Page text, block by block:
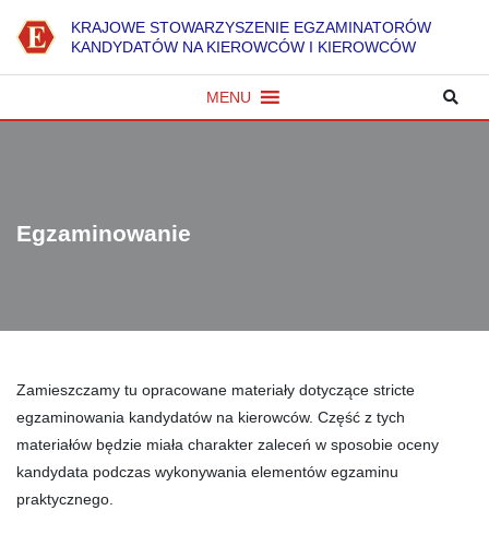
KRAJOWESTOWARZYSZENIE EGZAMINATORÓW
KANDYDATÓW NA KIEROWCÓW I KIEROWCÓW
MENU
Egzaminowanie
Zamieszczamy tu opracowane materiały dotyczące stricte
egzaminowania kandydatów na kierowców. Część z tych
materiałów będzie miała charakter zaleceń w sposobie oceny
kandydata podczas wykonywania elementów egzaminu
praktycznego.